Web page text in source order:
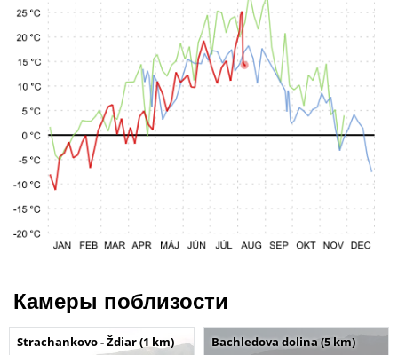
Камеры поблизости
Strachankovo - Ždiar (1 km) Bachledova dolina (5 km)